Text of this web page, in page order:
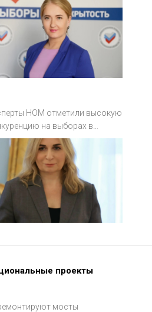
НОМ отметили высокую
на выборах в
области
проекты
мосты